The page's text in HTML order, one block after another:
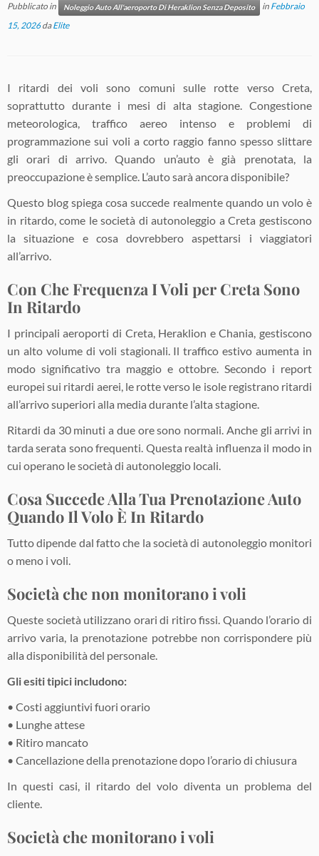
Pubblicato in Noleggio Auto All'aeroporto Di Heraklion Senza Deposito in Febbraio
15, 2026 daElite
I ritardi dei voli sono comuni sulle rotte verso Creta,
soprattutto durante i mesi di alta stagione. Congestione
meteorologica, traffico aereo intenso e problemi di
programmazione sui voli a corto raggio fanno spesso slittare
gli orari di arrivo. Quando un’auto è già prenotata, la
preoccupazione è semplice. L’auto sarà ancora disponibile?
Questo blog spiega cosa succede realmente quando un volo è
in ritardo, come le società di autonoleggio a Creta gestiscono
la situazione e cosa dovrebbero aspettarsi i viaggiatori
all’arrivo.
Con Che Frequenza I Voli per Creta Sono
In Ritardo
I principali aeroporti di Creta, Heraklion e Chania, gestiscono
un alto volume di voli stagionali. Il traffico estivo aumenta in
modo significativo tra maggio e ottobre. Secondo i report
europei sui ritardi aerei, le rotte verso le isole registrano ritardi
all’arrivo superiori alla media durante l’alta stagione.
Ritardi da 30 minuti a due ore sono normali. Anche gli arrivi in
tarda serata sono frequenti. Questa realtà influenza il modo in
cui operano le società di autonoleggio locali.
Cosa Succede Alla Tua Prenotazione Auto
Quando Il Volo È In Ritardo
Tutto dipende dal fatto che la società di autonoleggio monitori
o meno i voli.
Società che non monitorano i voli
Queste società utilizzano orari di ritiro fissi. Quando l’orario di
arrivo varia, la prenotazione potrebbe non corrispondere più
alla disponibilità del personale.
Gli esiti tipici includono:
• Costi aggiuntivi fuori orario
• Lunghe attese
• Ritiro mancato
• Cancellazione della prenotazione dopo l’orario di chiusura
In questi casi, il ritardo del volo diventa un problema del
cliente.
Società che monitorano i voli